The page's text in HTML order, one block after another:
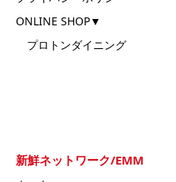
ONLINE SHOP▼
プロトンダイニング
新鮮ネットワーク/EMM